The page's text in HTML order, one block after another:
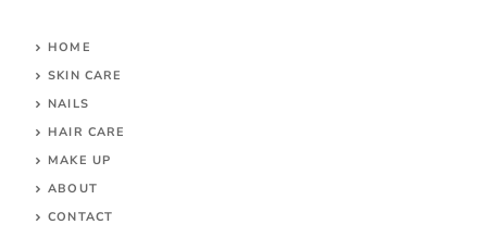
HOME
SKIN CARE
NAILS
HAIR CARE
MAKE UP
ABOUT
CONTACT